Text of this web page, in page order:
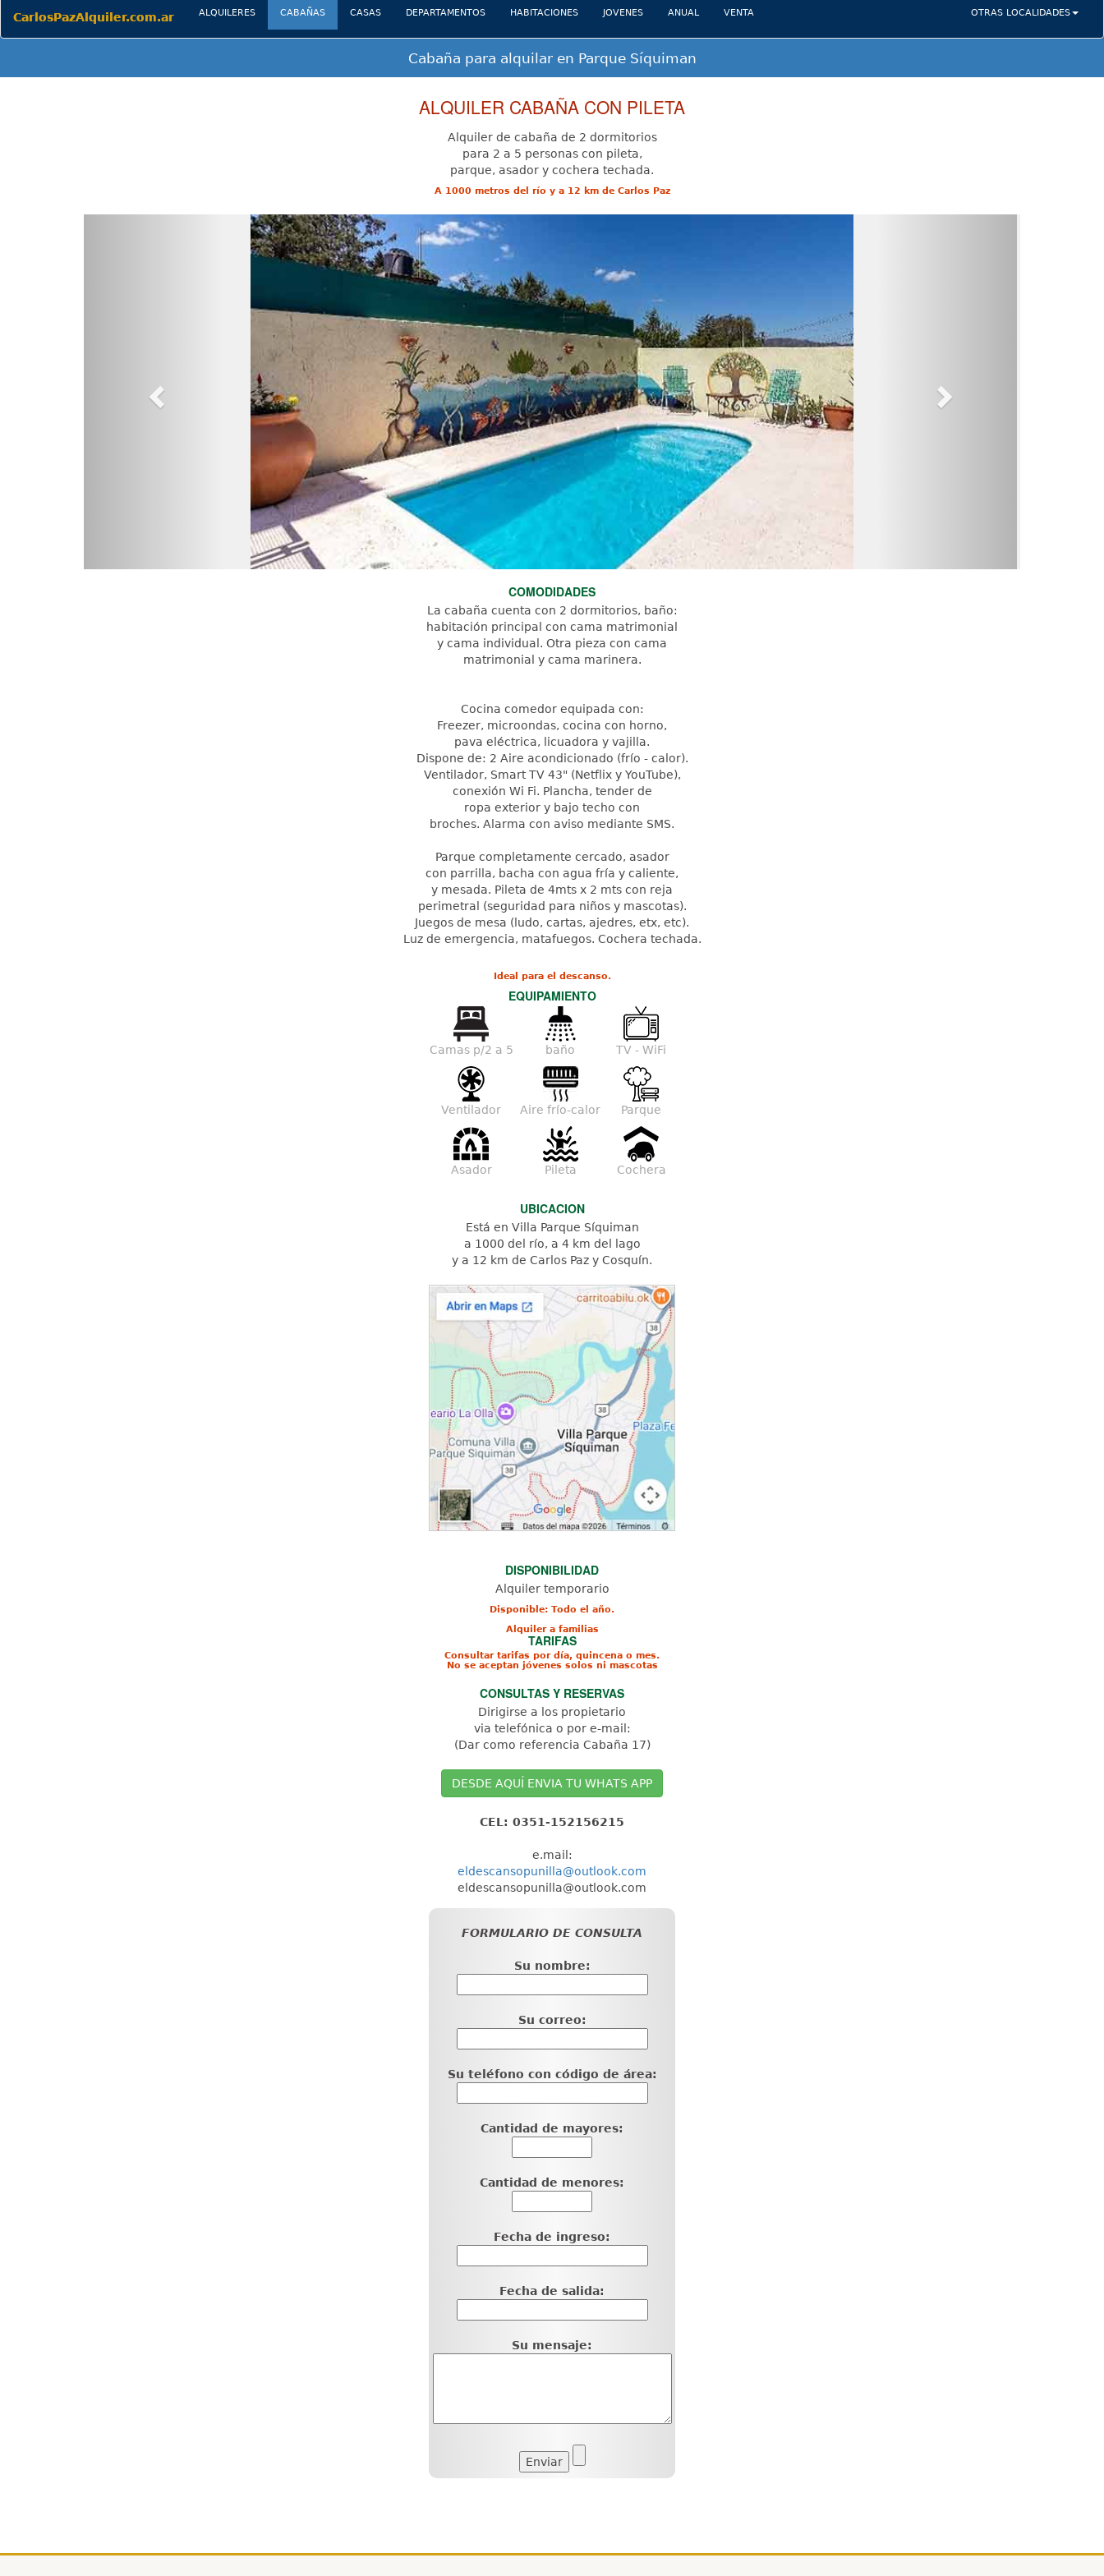
CarlosPazAlquiler.com.ar ALQUILERES(current)CABAÑAS CASAS DEPARTAMENTOS(current)HABITACIONES JOVENES ANUAL VENTA OTRAS LOCALIDADES
Cabaña para alquilar en Parque Síquiman
ALQUILER CABAÑA CON PILETA
Alquiler de cabaña de 2 dormitorios
para 2 a 5 personas con pileta,
parque, asador y cochera techada.
A 1000 metros del río y a 12 km de Carlos Paz
COMODIDADES
La cabaña cuenta con 2 dormitorios, baño:
habitación principal con cama matrimonial
y cama individual. Otra pieza con cama
matrimonial y cama marinera.
Cocina comedor equipada con:
Freezer, microondas, cocina con horno,
pava eléctrica, licuadora y vajilla.
Dispone de: 2 Aire acondicionado (frío - calor).
Ventilador, Smart TV 43" (Netflix y YouTube),
conexión Wi Fi. Plancha, tender de
ropa exterior y bajo techo con
broches. Alarma con aviso mediante SMS.
Parque completamente cercado, asador
con parrilla, bacha con agua fría y caliente,
y mesada. Pileta de 4mts x 2 mts con reja
perimetral (seguridad para niños y mascotas).
Juegos de mesa (ludo, cartas, ajedres, etx, etc).
Luz de emergencia, matafuegos. Cochera techada.
Ideal para el descanso.
EQUIPAMIENTO
Camas p/2 a 5 baño TV - WiFi
Ventilador Aire frío-calor Parque
Asador Pileta Cochera
UBICACION
Está en Villa Parque Síquiman
a 1000 del río, a 4 km del lago
y a 12 km de Carlos Paz y Cosquín.
DISPONIBILIDAD
Alquiler temporario
Disponible: Todo el año.
Alquiler a familias
TARIFAS
Consultar tarifas por día, quincena o mes.
No se aceptan jóvenes solos ni mascotas
CONSULTAS Y RESERVAS
Dirigirse a los propietario
via telefónica o por e-mail:
(Dar como referencia Cabaña 17)
DESDE AQUÍ ENVIA TU WHATS APP
CEL: 0351-152156215
e.mail:
eldescansopunilla@outlook.com
eldescansopunilla@outlook.com
FORMULARIO DE CONSULTA
Su nombre:
Su correo:
Su teléfono con código de área:
Cantidad de mayores:
Cantidad de menores:
Fecha de ingreso:
Fecha de salida:
Su mensaje: